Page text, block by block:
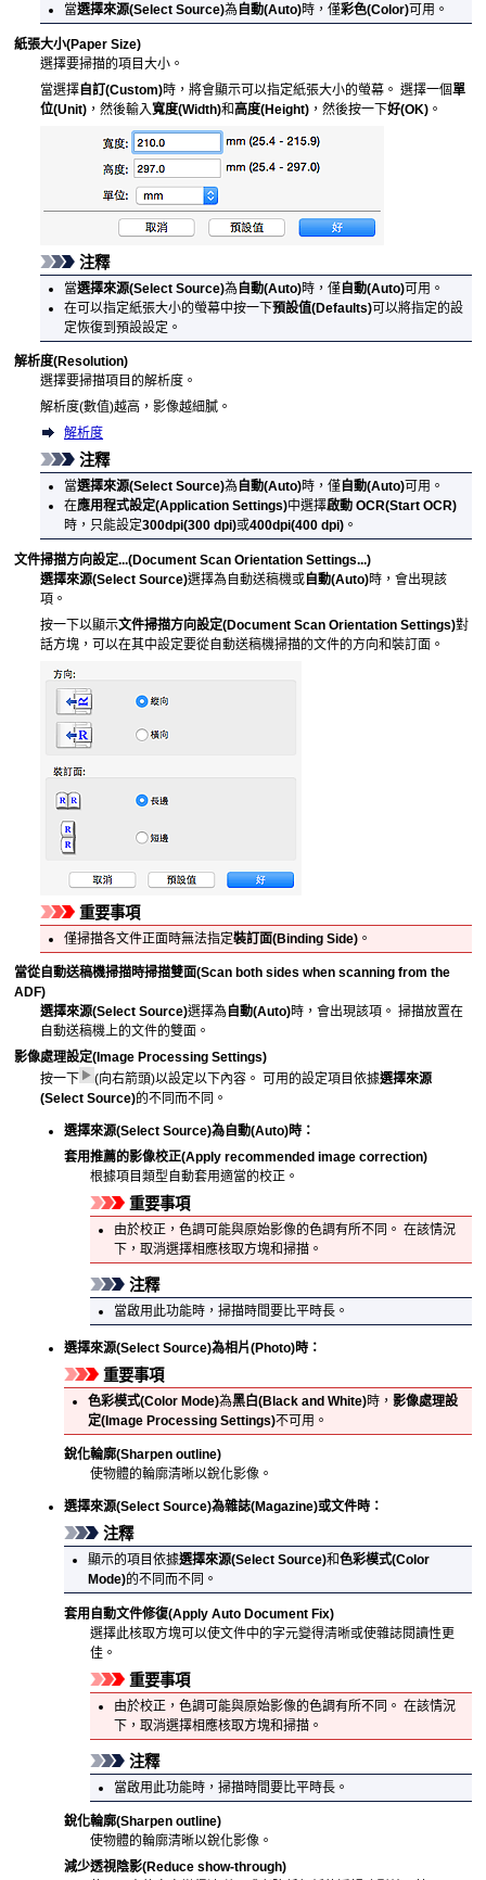
當選擇來源(Select Source)為 自動(Auto)時，僅彩色(Color)可用。
紙張大小(Paper Size)
選擇要掃描的項目大小。
當選擇自訂(Custom)時，將會顯示可以指定紙張大小的螢幕。 選擇一個單
位(Unit) ，然後輸入寬度(Width)和高度(Height) ，然後按一下好(OK) 。
注釋
當選擇來源(Select Source)為自動(Auto)時，僅自動(Auto)可用。
在可以指定紙張大小的螢幕中按一下預設值(Defaults)可以將指定的設
定恢復到預設設定。
解析度(Resolution)
選擇要掃描項目的解析度。
解析度(數值)越高，影像越細膩。
解析度
注釋
當選擇來源(Select Source)為 自動(Auto)時，僅 自動(Auto)可用。
在應用程式設定(Application Settings)中選擇啟動 OCR(Start OCR)
時，只能設定300dpi(300 dpi)或400dpi(400 dpi) 。
文件掃描方向設定...(Document Scan Orientation Settings...)
選擇來源(Select Source)選擇為自動送稿機或自動(Auto)時，會出現該
項。
按一下以顯示文件掃描方向設定(Document Scan Orientation Settings)對
話方塊，可以在其中設定要從自動送稿機掃描的文件的方向和裝訂面。
重要事項
僅掃描各文件正面時無法指定裝訂面(Binding Side) 。
當從自動送稿機掃描時掃描雙面(Scan both sides when scanning from the
ADF)
選擇來源(Select Source)選擇為 自動(Auto)時，會出現該項。 掃描放置在
自動送稿機上的文件的雙面。
影像處理設定(Image Processing Settings)
按一下
(向右箭頭)以設定以下內容。 可用的設定項目依據選擇來源
(Select Source)的不同而不同。
選擇來源(Select Source)為 自動(Auto)時：
套用推薦的影像校正(Apply recommended image correction)
根據項目類型自動套用適當的校正。
重要事項
由於校正，色調可能與原始影像的色調有所不同。 在該情況
下，取消選擇相應核取方塊和掃描。
注釋
當啟用此功能時，掃描時間要比平時長。
選擇來源(Select Source)為相片(Photo)時：
重要事項
色彩模式(Color Mode)為黑白(Black and White)時， 影像處理設
定(Image Processing Settings)不可用。
銳化輪廓(Sharpen outline)
使物體的輪廓清晰以銳化影像。
選擇來源(Select Source)為雜誌(Magazine)或文件時：
注釋
顯示的項目依據選擇來源(Select Source)和色彩模式(Color
Mode)的不同而不同。
套用自動文件修復(Apply Auto Document Fix)
選擇此核取方塊可以使文件中的字元變得清晰或使雜誌閱讀性更
佳。
重要事項
由於校正，色調可能與原始影像的色調有所不同。 在該情況
下，取消選擇相應核取方塊和掃描。
注釋
當啟用此功能時，掃描時間要比平時長。
銳化輪廓(Sharpen outline)
使物體的輪廓清晰以銳化影像。
減少透視陰影(Reduce show-through)